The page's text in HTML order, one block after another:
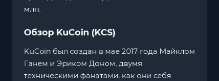
млн.
Обзор KuCoin (KCS)
KuCoin был создан в мае 2017 года Майклом
Ганем и Эриком Доном, двумя
техническими фанатами, как они себя